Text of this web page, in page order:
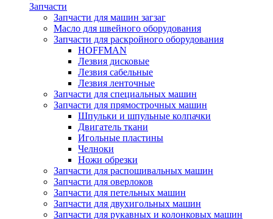
Запчасти
Запчасти для машин загзаг
Масло для швейного оборудования
Запчасти для раскройного оборудования
HOFFMAN
Лезвия дисковые
Лезвия сабельные
Лезвия ленточные
Запчасти для специальных машин
Запчасти для прямострочных машин
Шпульки и шпульные колпачки
Двигатель ткани
Игольные пластины
Челноки
Ножи обрезки
Запчасти для распошивальных машин
Запчасти для оверлоков
Запчасти для петельных машин
Запчасти для двухигольных машин
Запчасти для рукавных и колонковых машин